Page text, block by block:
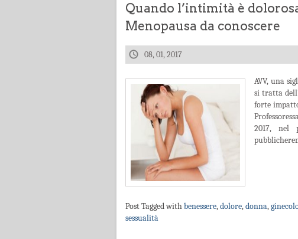
Quando l’intimità è
Menopausa da conoscere
08, 01, 2017
AVV, una
si tratta
forte
2017, nel
Post Tagged withbenessere,dolore,donna,
sessualità